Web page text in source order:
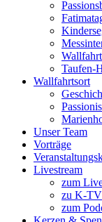
Wallfahrt
Taufen-
Wallfahrtsort
Unser Team
Vorträge
Livestream
zum
zu K-TV
zum